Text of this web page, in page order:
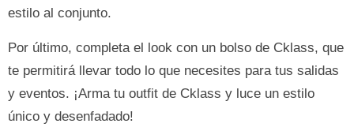
estilo al conjunto.
Por último, completa el look con un bolso de Cklass, que
te permitirá llevar todo lo que necesites para tus salidas
y eventos. ¡Arma tu outfit de Cklass y luce un estilo
único y desenfadado!